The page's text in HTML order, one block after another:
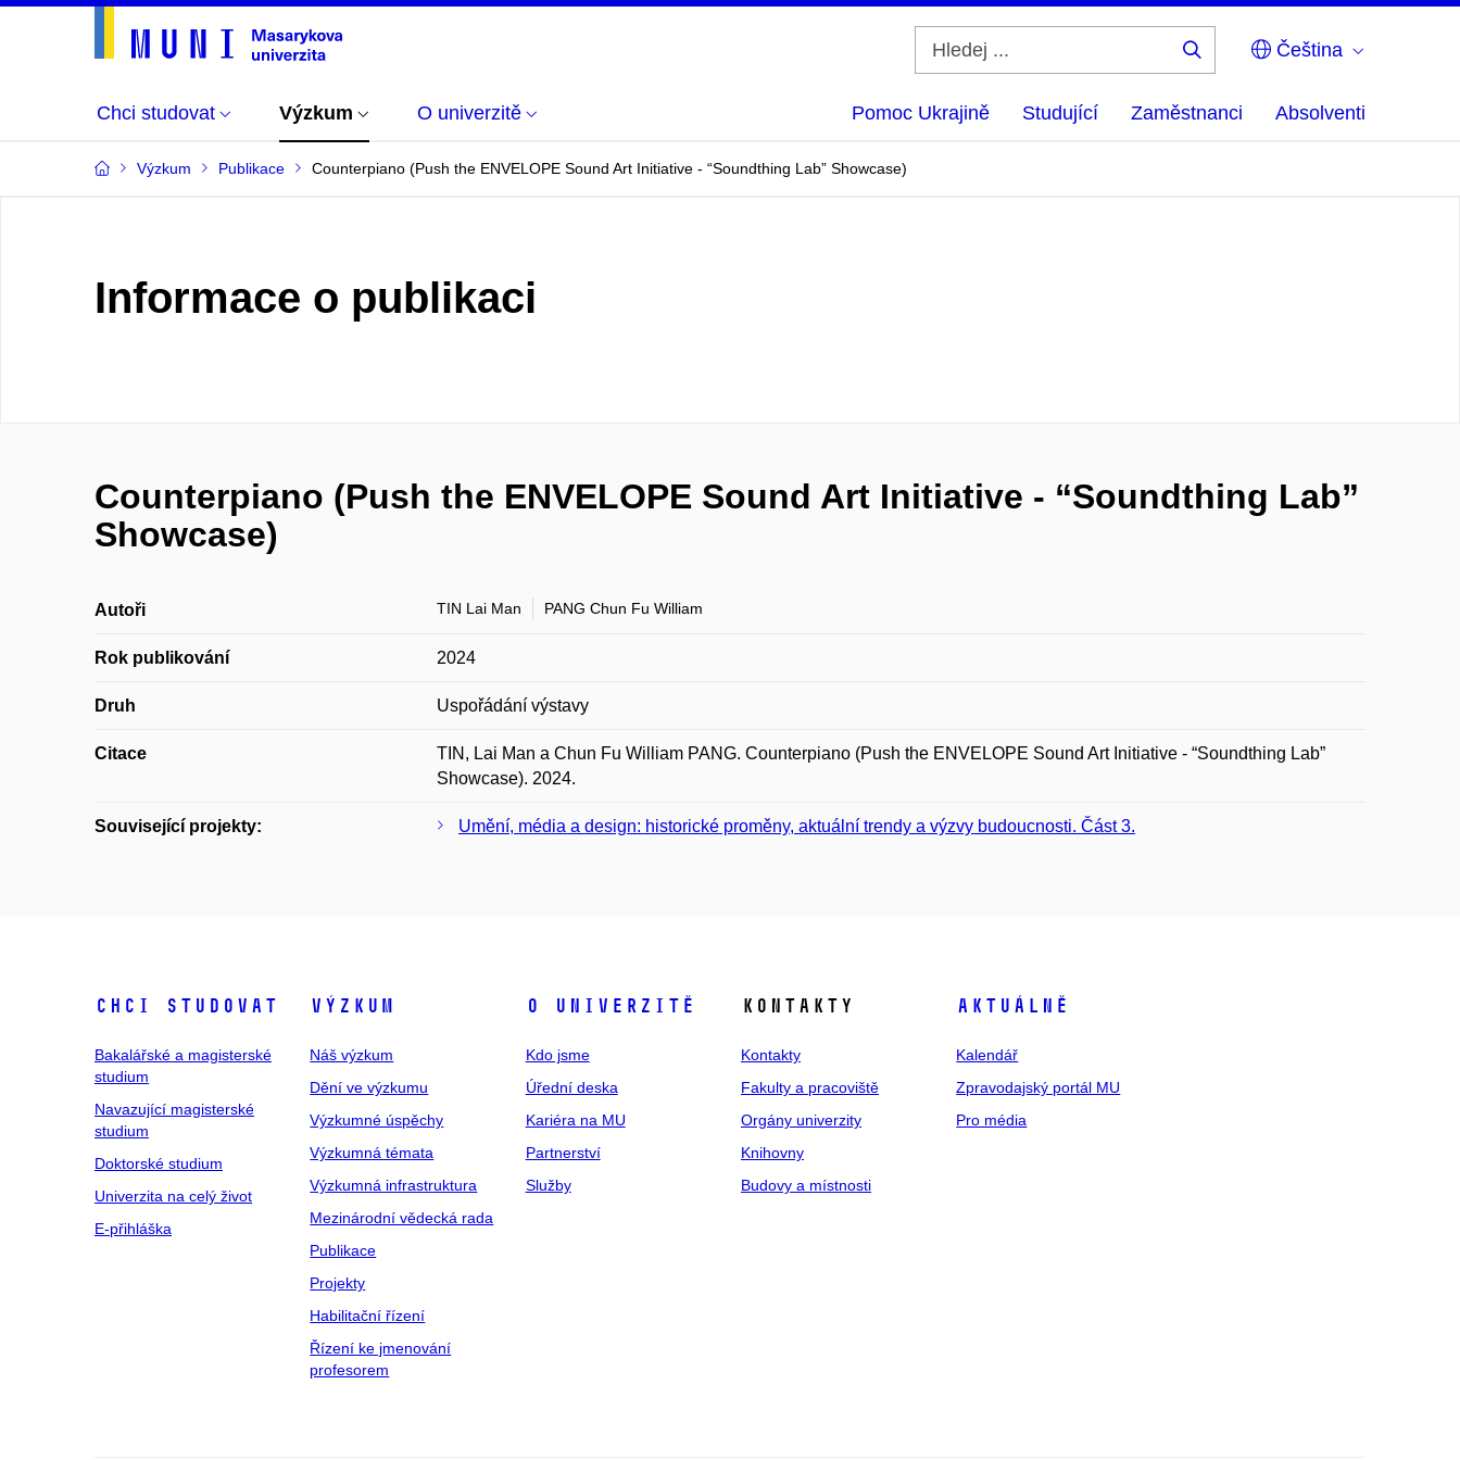
Čeština
Chci studovat Výzkum O univerzitě Pomoc Ukrajině Studující Zaměstnanci Absolventi
Výzkum Publikace Counterpiano (Push the ENVELOPE Sound Art Initiative - “Soundthing Lab” Showcase)
Informace o publikaci
Counterpiano (Push the ENVELOPE Sound Art Initiative - “Soundthing Lab”
Showcase)
Autoři TIN Lai Man PANG Chun Fu William
Rok publikování 2024
Druh Uspořádání výstavy
Citace
TIN, Lai Man a Chun Fu William PANG. Counterpiano (Push the ENVELOPE Sound Art Initiative - “Soundthing Lab”
Showcase). 2024.
Související projekty: Umění, média a design: historické proměny, aktuální trendy a výzvy budoucnosti. Část 3.
Chci studovat
Bakalářské a magisterské
studium
Navazující magisterské
studium
Doktorské studium
Univerzita na celý život
E-přihláška
Výzkum
Náš výzkum
Dění ve výzkumu
Výzkumné úspěchy
Výzkumná témata
Výzkumná infrastruktura
Mezinárodní vědecká rada
Publikace
Projekty
Habilitační řízení
Řízení ke jmenování
profesorem
O univerzitě
Kdo jsme
Úřední deska
Kariéra na MU
Partnerství
Služby
Kontakty
Kontakty
Fakulty a pracoviště
Orgány univerzity
Knihovny
Budovy a místnosti
Aktuálně
Kalendář
Zpravodajský portál MU
Pro média